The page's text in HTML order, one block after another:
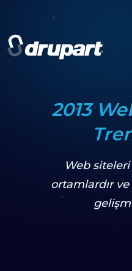
2013
Web siteleri
ortamlardır